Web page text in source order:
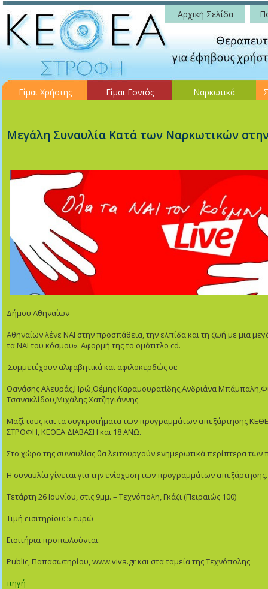
Αρχική Σελίδα
Είμαι Χρήστης Είμαι Γονιός Ναρκωτικά
Μεγάλη Συναυλία Κατά των Ναρκωτικών
Δήμου Αθηναίων
Αθηναίων λένε ΝΑΙ στην προσπάθεια, την ελπίδα και τη ζωή με μια
τα ΝΑΙ του κόσμου». Αφορμή της το ομότιτλο cd.
Συμμετέχουν αλφαβητικά και αφιλοκερδώς οι:
Θανάσης Αλευράς,Ηρώ,Θέμης Καραμουρατίδης,Ανδριάνα
Τσανακλίδου,Μιχάλης Χατζηγιάννης
Μαζί τους και τα συγκροτήματα των προγραμμάτων απεξάρτησης
ΣΤΡΟΦΗ, ΚΕΘΕΑ ΔΙΑΒΑΣΗ και 18 ΑΝΩ.
Στο χώρο της συναυλίας θα λειτουργούν ενημερωτικά περίπτερα
Η συναυλία γίνεται για την ενίσχυση των προγραμμάτων απεξάρτησης.
Τετάρτη 26 Ιουνίου, στις 9μμ. – Τεχνόπολη, Γκάζι (Πειραιώς 100)
Τιμή εισιτηρίου: 5 ευρώ
Εισιτήρια προπωλούνται:
Public, Παπασωτηρίου, www.viva.gr και στα ταμεία της Τεχνόπολης
πηγή